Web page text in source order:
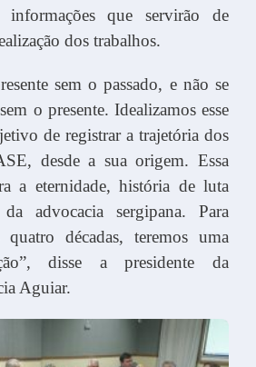
informações que servirão de
dos trabalhos.
sem o passado, e não se
o presente. Idealizamos esse
de registrar a trajetória dos
desde a sua origem. Essa
a eternidade, história de luta
advocacia sergipana. Para
quatro décadas, teremos uma
disse a presidente da
Aguiar.